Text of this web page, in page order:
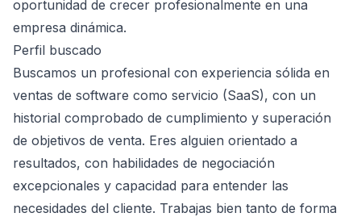
oportunidad de crecer profesionalmente en una
empresa dinámica.
Perfil buscado
Buscamos un profesional con experiencia sólida en
ventas de software como servicio (SaaS), con un
historial comprobado de cumplimiento y superación
de objetivos de venta. Eres alguien orientado a
resultados, con habilidades de negociación
excepcionales y capacidad para entender las
necesidades del cliente. Trabajas bien tanto de forma